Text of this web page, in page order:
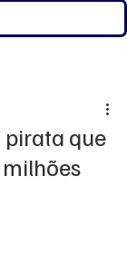
pirata que